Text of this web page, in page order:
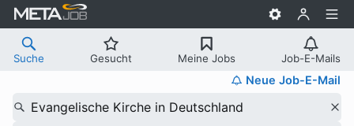
Suche Gesucht Meine Jobs Job-E-Mails
Neue Job-E-Mail
Evangelische Kirche in Deutschland